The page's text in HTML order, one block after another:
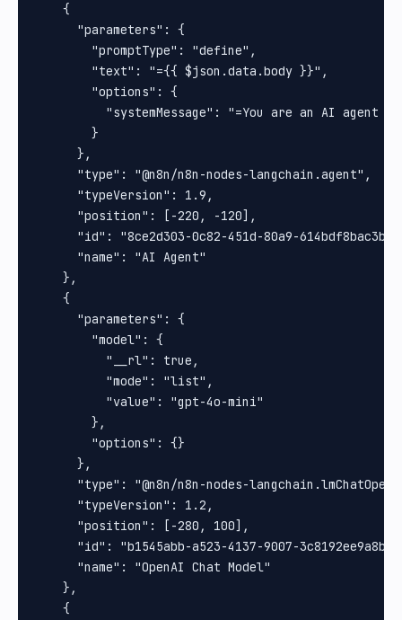
    {
      "parameters": {
        "promptType": "define",
        "text": "={{ $json.data.body }}",
        "options": {
"systemMessage": "=You are an AI agent
        }
      },
      "type": "@n8n/n8n-nodes-langchain.agent",
      "typeVersion": 1.9,
      "position": [-220, -120],
      "id": "8ce2d303-0c82-451d-80a9-614bdf8bac3b",
      "name": "AI Agent"
    },
    {
      "parameters": {
        "model": {
          "__rl": true,
          "mode": "list",
          "value": "gpt-4o-mini"
        },
        "options": {}
      },
"type": "@n8n/n8n-nodes-
      "typeVersion": 1.2,
      "position": [-280, 100],
      "id": "b1545abb-a523-4137-9007-3c8192ee9a8b",
      "name": "OpenAI Chat Model"
    },
    {